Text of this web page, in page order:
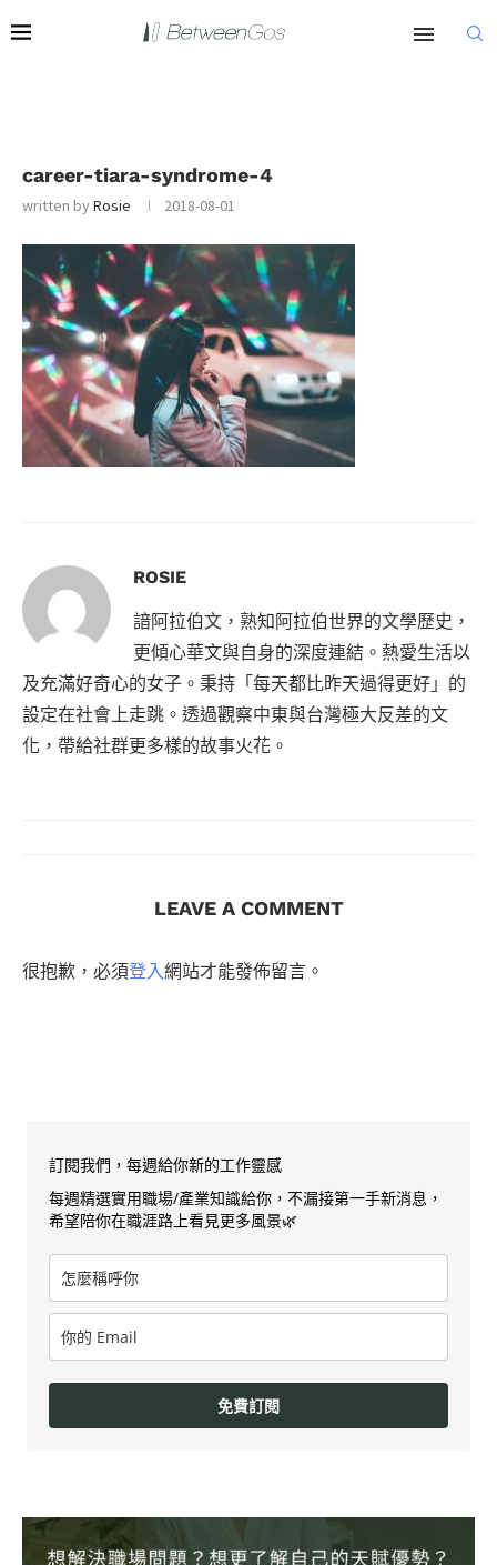
career-tiara-syndrome-4
written byRosie 2018-08-01
ROSIE
諳阿拉伯文，熟知阿拉伯世界的文學歷史，
更傾心華文與自身的深度連結。熱愛生活以
及充滿好奇心的女子。秉持「每天都比昨天過得更好」的
設定在社會上走跳。透過觀察中東與台灣極大反差的文
化，帶給社群更多樣的故事火花。
LEAVE A COMMENT
很抱歉，必須登入網站才能發佈留言。
訂閱我們，每週給你新的工作靈感
每週精選實用職場/產業知識給你，不漏接第一手新消息，
希望陪你在職涯路上看見更多風景🌿
免費訂閱